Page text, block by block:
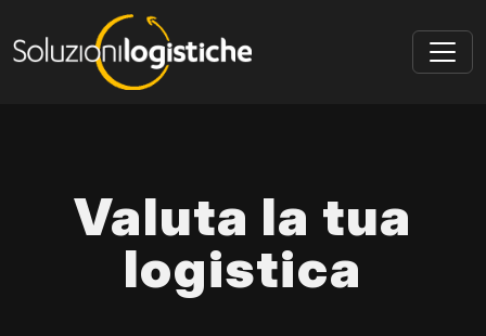
Skip to main content
Valuta la tua
logistica